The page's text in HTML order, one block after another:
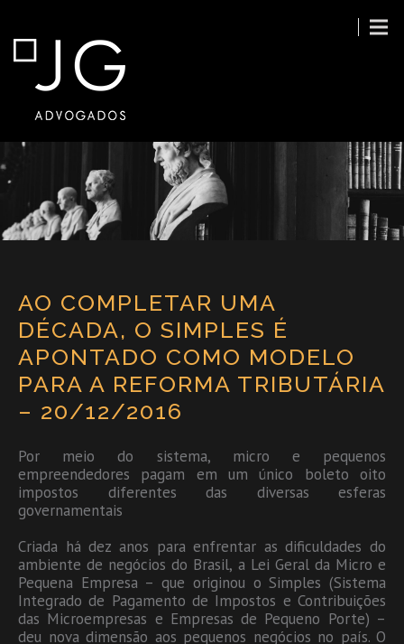
AO COMPLETAR UMA
DÉCADA, O SIMPLES É
APONTADO COMO MODELO
PARA A REFORMA TRIBUTÁRIA
– 20/12/2016
Por meio do sistema, micro e pequenos
empreendedores pagam em um único boleto oito
impostos diferentes das diversas esferas
governamentais
Criada há dez anos para enfrentar as dificuldades do
ambiente de negócios do Brasil, a Lei Geral da Micro e
Pequena Empresa – que originou o Simples (Sistema
Integrado de Pagamento de Impostos e Contribuições
das Microempresas e Empresas de Pequeno Porte) –
deu nova dimensão aos pequenos negócios no país. O